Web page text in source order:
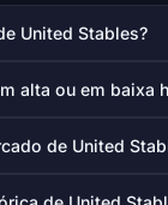
United Stables?
alta ou em baixa
de United